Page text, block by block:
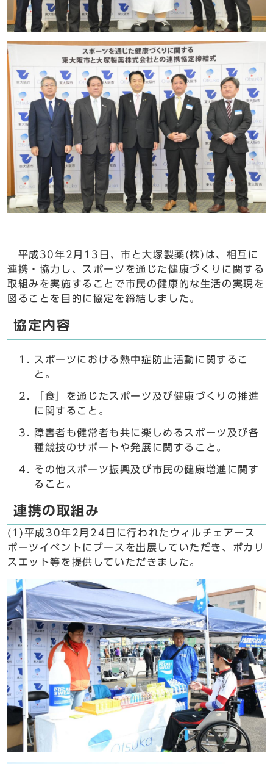
平成30年2月13日、市と大塚製薬(株)は、相互に
連携・協力し、スポーツを通じた健康づくりに関する
取組みを実施することで市民の健康的な生活の実現を
図ることを目的に協定を締結しました。
協定内容
スポーツにおける熱中症防止活動に関するこ
と。
「食」を通じたスポーツ及び健康づくりの推進
に関すること。
障害者も健常者も共に楽しめるスポーツ及び各
種競技のサポートや発展に関すること。
その他スポーツ振興及び市民の健康増進に関す
ること。
連携の取組み
(1)平成30年2月24日に行われたウィルチェアース
ポーツイベントにブースを出展していただき、ポカリ
スエット等を提供していただきました。